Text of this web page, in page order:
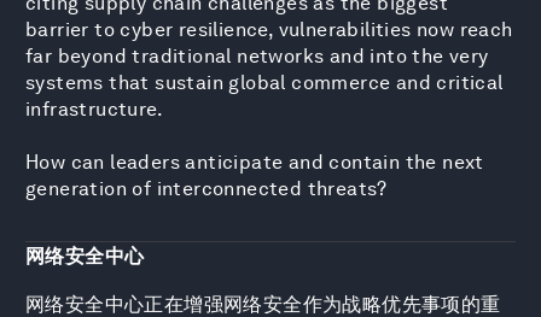
barrier to cyber resilience, vulnerabilities now reach
far beyond traditional networks and into the very
systems that sustain global commerce and critical
infrastructure.
How can leaders anticipate and contain the next
generation of interconnected threats?
网络安全中心
网络安全中心正在增强网络安全作为战略优先事项的重